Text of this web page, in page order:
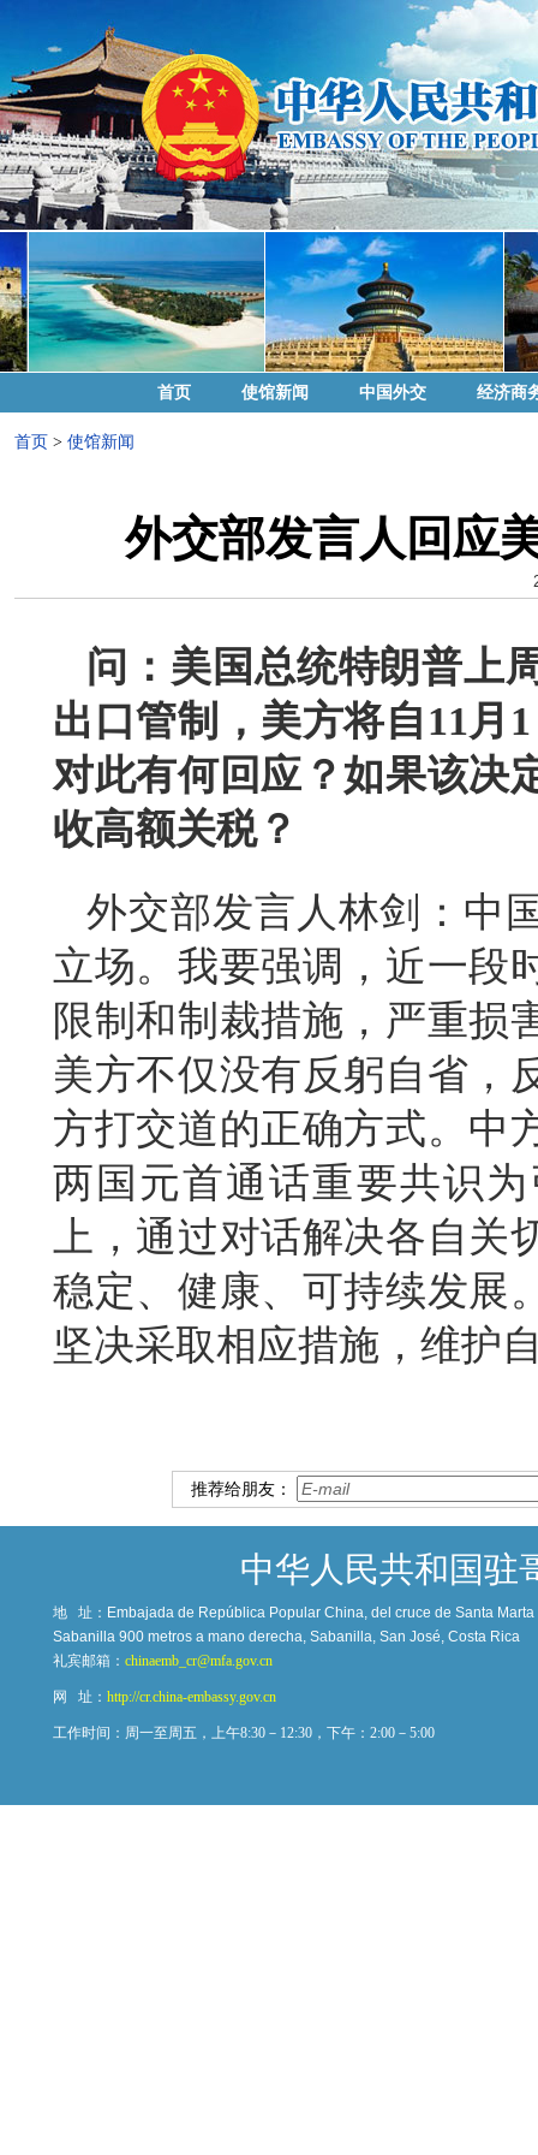
首页 使馆新闻 中国外交 经济商
首页 > 使馆新闻
外交部发言人回应
问：美国总统特朗普上
出口管制，美方将自11月
对此有何回应？如果该决
收高额关税？
外交部发言人林剑：中
立场。我要强调，近一段
限制和制裁措施，严重损
美方不仅没有反躬自省，
方打交道的正确方式。中
两国元首通话重要共识
上，通过对话解决各自
稳定、健康、可持续发展
坚决采取相应措施，维
推荐给朋友：
中华人民共和国驻
地 址： Embajada de República Popular China, del cruce de Santa
Sabanilla 900 metros a mano derecha, Sabanilla, San José, Costa Rica
礼宾邮箱： chinaemb_cr@mfa.gov.cn
网 址： http://cr.china-embassy.gov.cn
工作时间：周一至周五，上午8:30－12:30，下午：2:00－5:00